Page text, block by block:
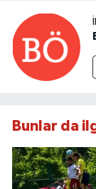
Bunlar da